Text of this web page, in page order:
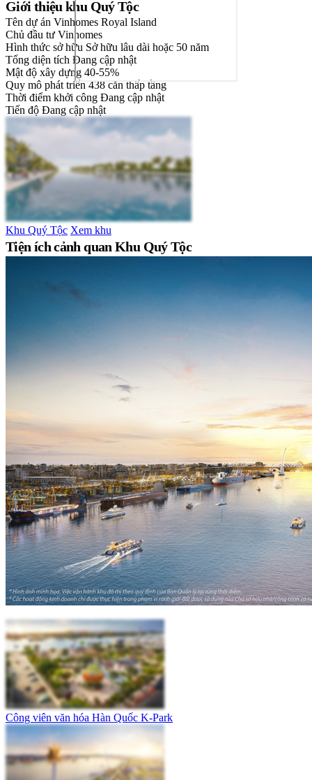
Giới thiệu khu Quý Tộc
Tên dự án Vinhomes Royal Island
Chủ đầu tư Vinhomes
Hình thức sở hữu Sở hữu lâu dài hoặc 50 năm
Tổng diện tích Đang cập nhật
Mật độ xây dựng 40-55%
Quy mô phát triển 438 căn thấp tầng
Thời điểm khởi công Đang cập nhật
Tiến độ Đang cập nhật
Khu Quý Tộc Xem khu
Tiện ích cảnh quan Khu Quý Tộc
Công viên văn hóa Hàn Quốc K-Park